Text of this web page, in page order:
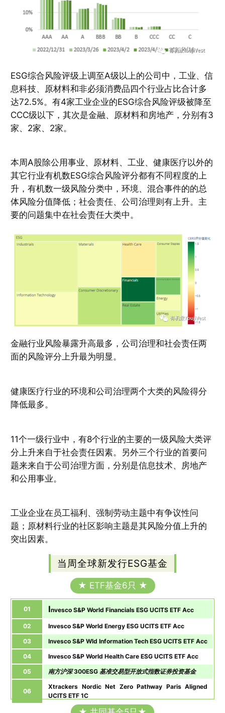
ESG综合风险评级上调至A级以上的公司中，工业、信
息科技、原材料和非必须消费品四个行业占比合计多
达72.5%。有4家工业企业的ESG综合风险评级被降至
CCC级以下，其次是金融、原材料和房地产，分别有3
家、2家、2家。
本周A股除公用事业、原材料、工业、健康医疗以外的
其它行业有机数ESG综合风险评分都有不同程度的上
升，有机数一级风险分类中，环境、混合事件的的总
体风险分值降低；社会责任、公司治理则有上升。主
要的问题集中在社会责任大类中。
金融行业风险暴露升高最多，公司治理和社会责任两
面的风险评分上升最为明显。
健康医疗行业的环境和公司治理两个大类的风险得分
降低最多。
11个一级行业中，有8个行业的主要的一级风险大类评
分上升来自于社会责任因素。另外三个行业的首要问
题来来自于公司治理方面，分别是信息技术、房地产
和公用事业。
工业企业在员工福利、强制劳动主题中有争议性问
题；原材料行业的社区影响主题是其风险分值上升的
突出因素。
当周全球新发行ESG基金
★ ETF基金6只 ★
01 Invesco S&P World Financials ESG UCITS ETF Acc
02
Invesco S&P World Energy ESG UCITS ETF Acc
03
Invesco S&P Wld Information Tech ESG UCITS ETF Acc
04
Invesco S&P World Health Care ESG UCITS ETF Acc
05
南方沪深 300ESG 基准交易型开放式指数证券投资基金
06
Xtrackers Nordic Net Zero Pathway Paris Aligned
UCITS ETF 1C